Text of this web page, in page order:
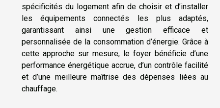
spécificités du logement afin de choisir et d’installer
les équipements connectés les plus adaptés,
garantissant ainsi une gestion efficace et
personnalisée de la consommation d’énergie. Grâce à
cette approche sur mesure, le foyer bénéficie d’une
performance énergétique accrue, d’un contrôle facilité
et d’une meilleure maîtrise des dépenses liées au
chauffage.